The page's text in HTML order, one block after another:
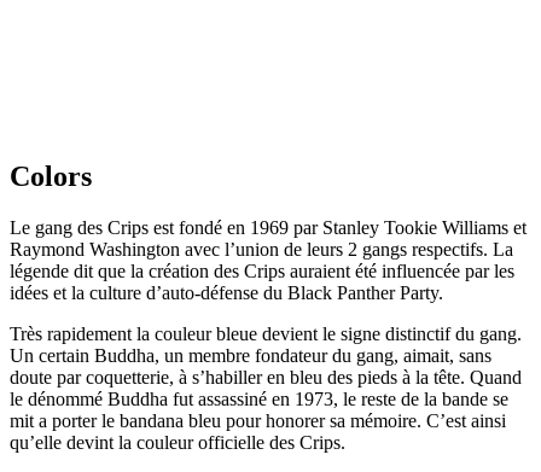
Colors
Le gang des Crips est fondé en 1969 par Stanley Tookie Williams et
Raymond Washington avec l’union de leurs 2 gangs respectifs. La
légende dit que la création des Crips auraient été influencée par les
idées et la culture d’auto-défense du Black Panther Party.
Très rapidement la couleur bleue devient le signe distinctif du gang.
Un certain Buddha, un membre fondateur du gang, aimait, sans
doute par coquetterie, à s’habiller en bleu des pieds à la tête. Quand
le dénommé Buddha fut assassiné en 1973, le reste de la bande se
mit a porter le bandana bleu pour honorer sa mémoire. C’est ainsi
qu’elle devint la couleur officielle des Crips.